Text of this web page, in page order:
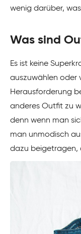
wenig darüber,
Was sind
Es ist keine
auszuwählen oder
Herausforderung
anderes Outfit zu
denn wenn man
man unmodisch
dazu beigetragen,